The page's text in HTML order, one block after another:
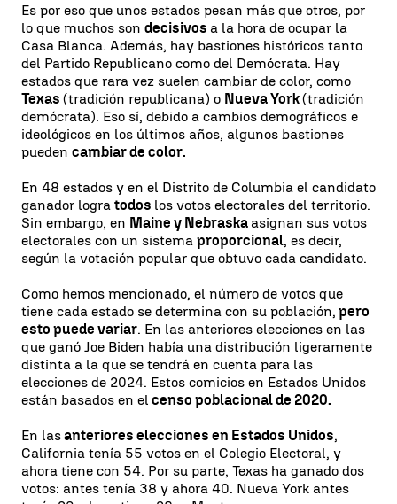
Es por eso que unos estados pesan más que otros, por
lo que muchos son decisivos a la hora de ocupar la
Casa Blanca. Además, hay bastiones históricos tanto
del Partido Republicano como del Demócrata. Hay
estados que rara vez suelen cambiar de color, como
Texas (tradición republicana) o Nueva York(tradición
demócrata). Eso sí, debido a cambios demográficos e
ideológicos en los últimos años, algunos bastiones
pueden cambiar de color.
En 48 estados y en el Distrito de Columbia el candidato
ganador logra todos los votos electorales del territorio.
Sin embargo, en Maine y Nebraska asignan sus votos
electorales con un sistema proporcional, es decir,
según la votación popular que obtuvo cada candidato.
Como hemos mencionado, el número de votos que
tiene cada estado se determina con su población, pero
esto puede variar. En las anteriores elecciones en las
que ganó Joe Biden había una distribución ligeramente
distinta a la que se tendrá en cuenta para las
elecciones de 2024. Estos comicios en Estados Unidos
están basados en el censo poblacional de 2020.
En lasanteriores elecciones en Estados Unidos,
California tenía 55 votos en el Colegio Electoral, y
ahora tiene con 54. Por su parte, Texas ha ganado dos
votos: antes tenía 38 y ahora 40. Nueva York antes